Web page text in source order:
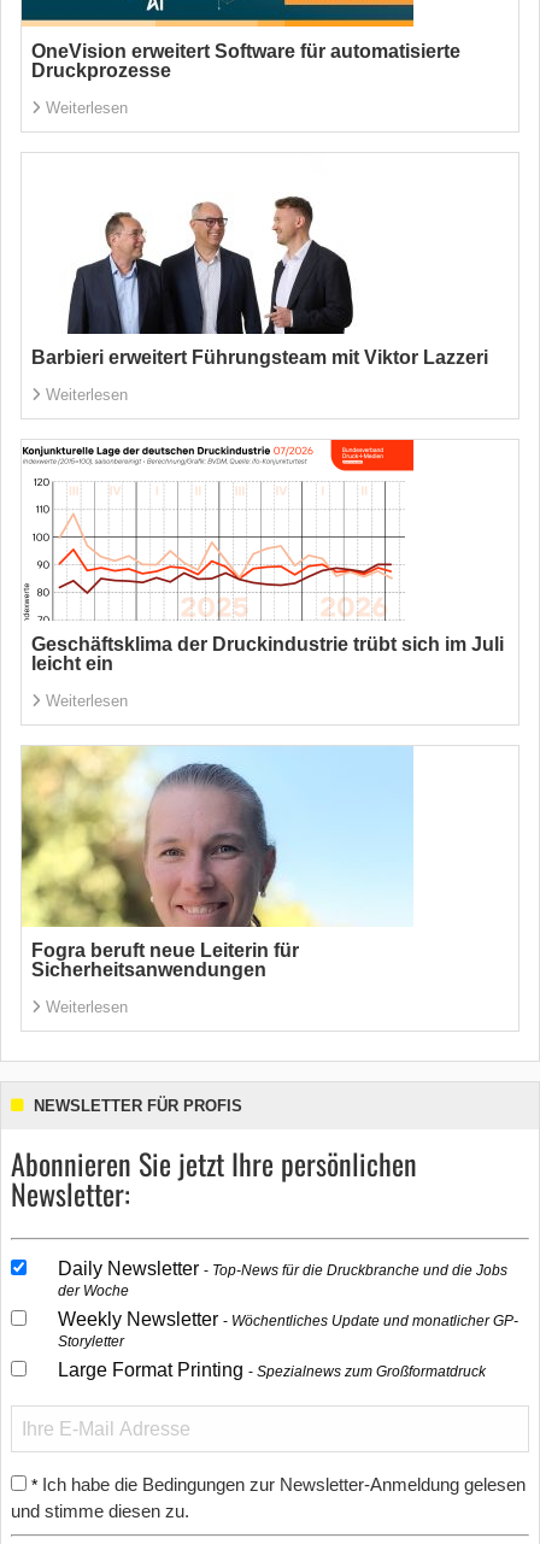
OneVision erweitert Software für automatisierte
Druckprozesse
Weiterlesen
Barbieri erweitert Führungsteam mit Viktor Lazzeri
Weiterlesen
Geschäftsklima der Druckindustrie trübt sich im Juli
leicht ein
Weiterlesen
Fogra beruft neue Leiterin für
Sicherheitsanwendungen
Weiterlesen
NEWSLETTER FÜR PROFIS
Abonnieren Sie jetzt Ihre persönlichen
Newsletter:
Daily Newsletter
Top-News für die Druckbranche und die Jobs
der Woche
Weekly Newsletter
Wöchentliches Update und monatlicher GP-
Storyletter
Large Format Printing Spezialnews zum Großformatdruck
* Ich habe die Bedingungen zur Newsletter-Anmeldung gelesen
und stimme diesen zu.